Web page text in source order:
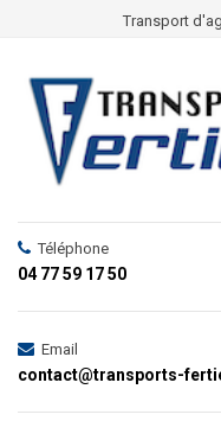
Transport
Téléphone
04 77 59 17 50
Email
contact@transports-